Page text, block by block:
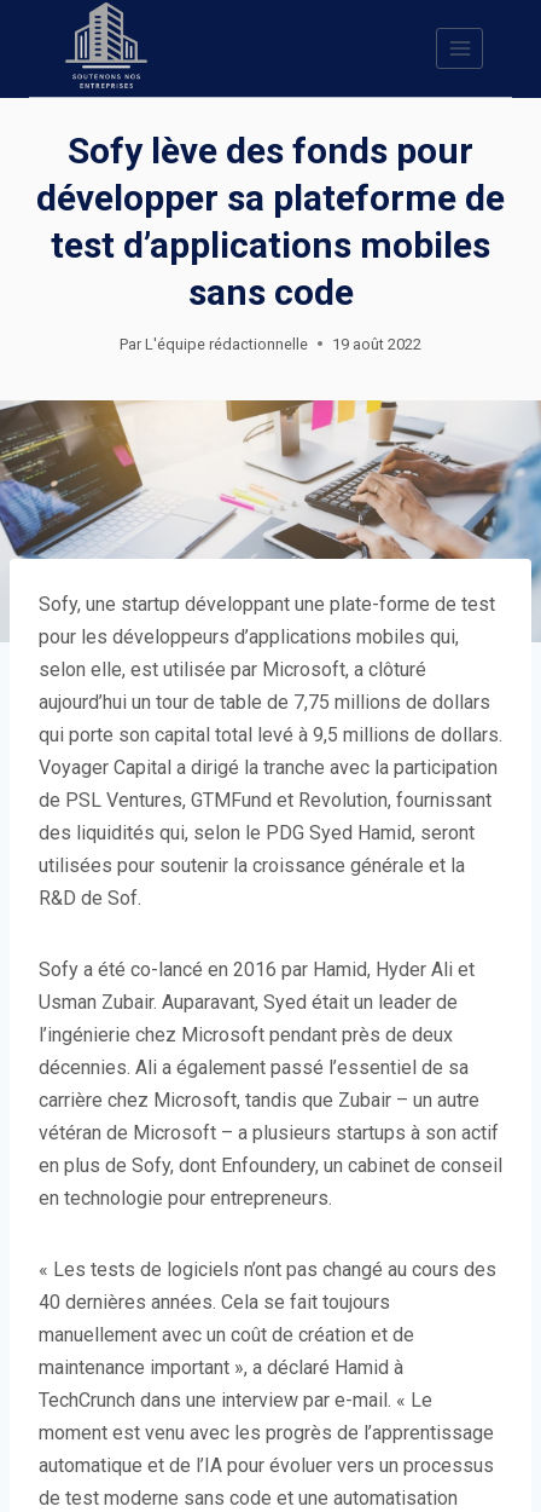
Sofy lève des fonds pour
développer sa plateforme de
test d’applications mobiles
sans code
Par L'équipe rédactionnelle 19 août 2022
Sofy, une startup développant une plate-forme de test
pour les développeurs d’applications mobiles qui,
selon elle, est utilisée par Microsoft, a clôturé
aujourd’hui un tour de table de 7,75 millions de dollars
qui porte son capital total levé à 9,5 millions de dollars.
Voyager Capital a dirigé la tranche avec la participation
de PSL Ventures, GTMFund et Revolution, fournissant
des liquidités qui, selon le PDG Syed Hamid, seront
utilisées pour soutenir la croissance générale et la
R&D de Sof.
Sofy a été co-lancé en 2016 par Hamid, Hyder Ali et
Usman Zubair. Auparavant, Syed était un leader de
l’ingénierie chez Microsoft pendant près de deux
décennies. Ali a également passé l’essentiel de sa
carrière chez Microsoft, tandis que Zubair – un autre
vétéran de Microsoft – a plusieurs startups à son actif
en plus de Sofy, dont Enfoundery, un cabinet de conseil
en technologie pour entrepreneurs.
« Les tests de logiciels n’ont pas changé au cours des
40 dernières années. Cela se fait toujours
manuellement avec un coût de création et de
maintenance important », a déclaré Hamid à
TechCrunch dans une interview par e-mail. « Le
moment est venu avec les progrès de l’apprentissage
automatique et de l’IA pour évoluer vers un processus
de test moderne sans code et une automatisation